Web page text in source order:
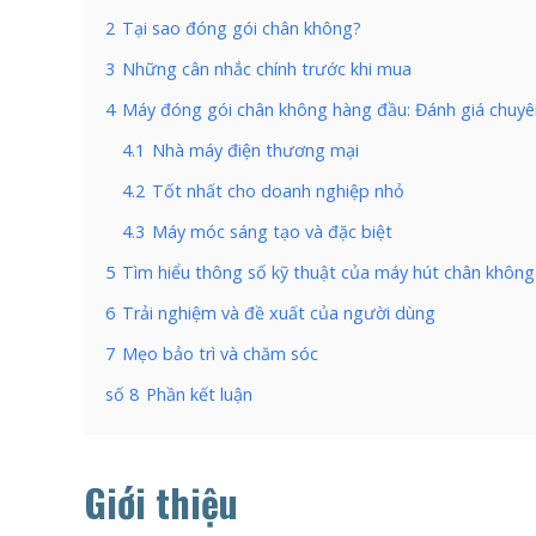
2 Tại sao đóng gói chân không?
3 Những cân nhắc chính trước khi mua
4 Máy đóng gói chân không hàng đầu: Đánh giá
4.1 Nhà máy điện thương mại
4.2 Tốt nhất cho doanh nghiệp nhỏ
4.3 Máy móc sáng tạo và đặc biệt
5 Tìm hiểu thông số kỹ thuật của máy hút chân không
6 Trải nghiệm và đề xuất của người dùng
7 Mẹo bảo trì và chăm sóc
số 8 Phần kết luận
Giới thiệu